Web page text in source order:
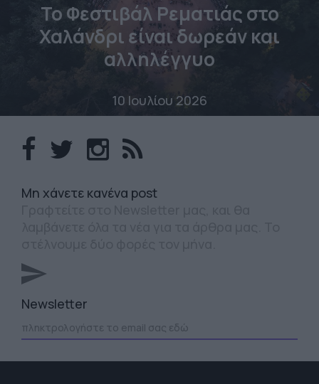
Το Φεστιβάλ Ρεματιάς στο
Χαλάνδρι είναι δωρεάν και
αλληλέγγυο
10 Ιουλίου 2026
Mη χάνετε κανένα post
Newsletter